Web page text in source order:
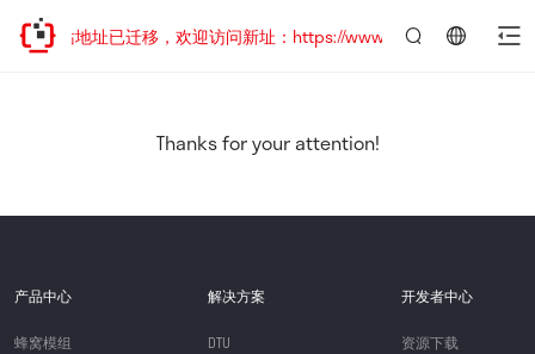
网站地址已迁移，欢迎访问新址：https://www.quectel.com.cn
Thanks for your attention!
产品中心
蜂窝模组
解决方案
DTU
开发者中心
资源下载